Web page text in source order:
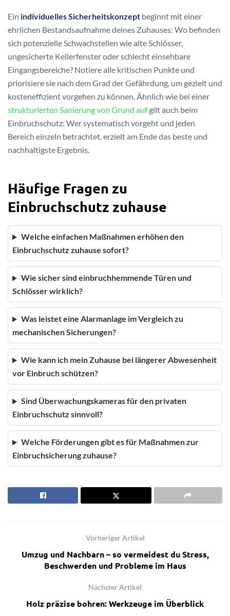
Ein individuelles Sicherheitskonzept beginnt mit einer
ehrlichen Bestandsaufnahme deines Zuhauses: Wo befinden
sich potenzielle Schwachstellen wie alte Schlösser,
ungesicherte Kellerfenster oder schlecht einsehbare
Eingangsbereiche? Notiere alle kritischen Punkte und
priorisiere sie nach dem Grad der Gefährdung, um gezielt und
kosteneffizient vorgehen zu können. Ähnlich wie bei einer
strukturierten Sanierung von Grund aufgilt auch beim
Einbruchschutz: Wer systematisch vorgeht und jeden
Bereich einzeln betrachtet, erzielt am Ende das beste und
nachhaltigste Ergebnis.
Häufige Fragen zu
Einbruchschutz zuhause
Welche einfachen Maßnahmen erhöhen den
Einbruchschutz zuhause sofort?
Wie sicher sind einbruchhemmende Türen und
Schlösser wirklich?
Was leistet eine Alarmanlage im Vergleich zu
mechanischen Sicherungen?
Wie kann ich mein Zuhause bei längerer Abwesenheit
vor Einbruch schützen?
Sind Überwachungskameras für den privaten
Einbruchschutz sinnvoll?
Welche Förderungen gibt es für Maßnahmen zur
Einbruchsicherung zuhause?
Vorheriger Artikel
Umzug und Nachbarn – so vermeidest du Stress,
Beschwerden und Probleme im Haus
Nächster Artikel
Holz präzise bohren: Werkzeuge im Überblick